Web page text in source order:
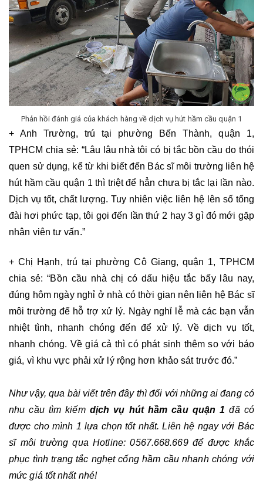
Phản hồi đánh giá của khách hàng về dịch vụ hút hầm cầu quận 1
+ Anh Trường, trú tại phường Bến Thành, quận 1,
TPHCM chia sẻ: “Lâu lâu nhà tôi có bị tắc bồn cầu do thói
quen sử dụng, kể từ khi biết đến Bác sĩ môi trường liên hệ
hút hầm cầu quận 1 thì triệt để hẳn chưa bị tắc lại lần nào.
Dịch vụ tốt, chất lượng. Tuy nhiên việc liên hệ lên số tổng
đài hơi phức tạp, tôi gọi đến lần thứ 2 hay 3 gì đó mới gặp
nhân viên tư vấn.”
+ Chị Hạnh, trú tại phường Cô Giang, quận 1, TPHCM
chia sẻ: “Bồn cầu nhà chị có dấu hiệu tắc bấy lâu nay,
đúng hôm ngày nghỉ ở nhà có thời gian nên liên hệ Bác sĩ
môi trường để hỗ trợ xử lý. Ngày nghỉ lễ mà các bạn vẫn
nhiệt tình, nhanh chóng đến để xử lý. Về dịch vụ tốt,
nhanh chóng. Về giá cả thì có phát sinh thêm so với báo
giá, vì khu vực phải xử lý rộng hơn khảo sát trước đó.”
Như vậy, qua bài viết trên đây thì đối với những ai đang có
nhu cầu tìm kiếm dịch vụ hút hầm cầu quận 1 đã có
được cho mình 1 lựa chọn tốt nhất. Liên hệ ngay với Bác
sĩ môi trường qua Hotline: 0567.668.669 để được khắc
phục tình trạng tắc nghẹt cống hầm cầu nhanh chóng với
mức giá tốt nhất nhé!